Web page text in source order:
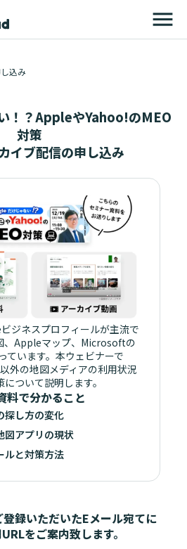
menu
込み
！？AppleやYahoo!のMEO
対策
イブ配信の申し込み
ジネスプロフィールが主流で
、Appleマップ、Microsoftの
ています。本ウェビナーで
外の地図メディアの利用状況
ついて説明します。
料で分かること
探し方の変化
図アプリの現状
ルと対策方法
録いただいたEメール宛てに
をご案内致します。